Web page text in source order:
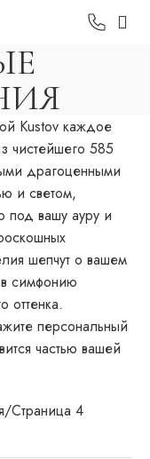
Kustov каждое
чистейшего 585
драгоценными
и светом,
под вашу ауру и
шепчут о вашем
в симфонию
оттенка.
персональный
частью вашей
Страница 4